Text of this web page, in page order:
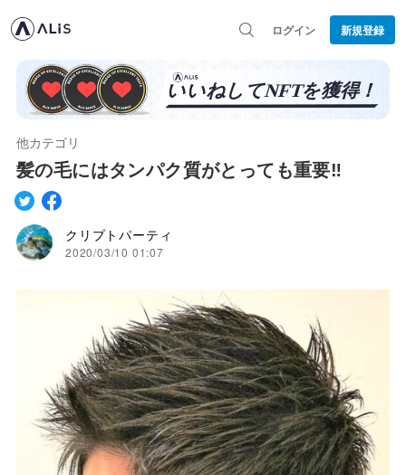
ログイン 新規登録
他カテゴリ
髪の毛にはタンパク質がとっても重要‼︎
クリプトパーティ
2020/03/10 01:07